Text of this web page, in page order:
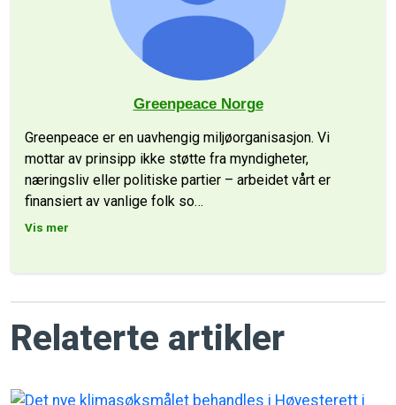
Greenpeace Norge
Greenpeace er en uavhengig miljøorganisasjon. Vi
mottar av prinsipp ikke støtte fra myndigheter,
næringsliv eller politiske partier – arbeidet vårt er
finansiert av vanlige folk so…
Vis mer
Relaterte artikler